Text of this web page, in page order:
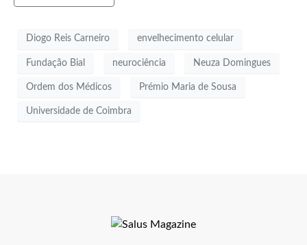
Diogo Reis Carneiro envelhecimento celular
Fundação Bial neurociência Neuza Domingues
Ordem dos Médicos Prémio Maria de Sousa
Universidade de Coimbra